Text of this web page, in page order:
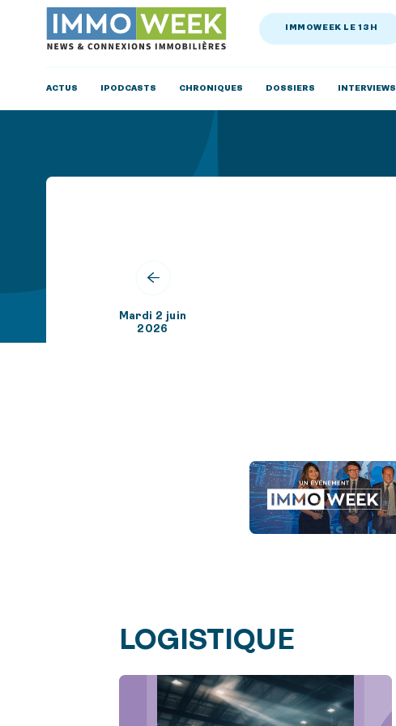
IMMOWEEK LE 13H
ACTUS IPODCASTS CHRONIQUES DOSSIERS INTERVIEWS
Mardi 2 juin
2026
LOGISTIQUE